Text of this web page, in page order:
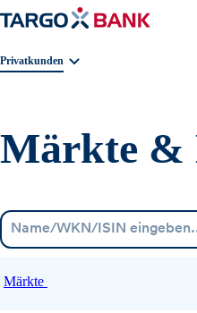
Geschäftsbereichnavigation. Aktuelle
Privatkunden
Märkte &
Märkte